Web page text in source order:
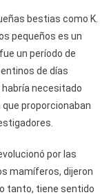
bestias como K.
pequeños es un
un período de
de días
habría necesitado
proporcionaban
por las
mamíferos, dijeron
tanto, tiene sentido